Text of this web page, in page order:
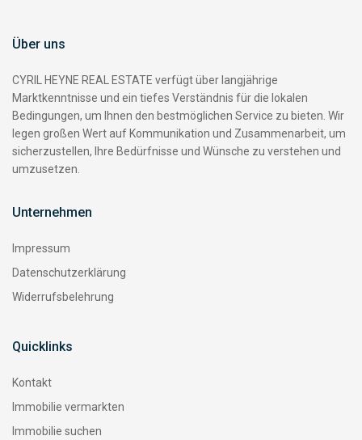
Über uns
CYRIL HEYNE REAL ESTATE verfügt über langjährige
Marktkenntnisse und ein tiefes Verständnis für die lokalen
Bedingungen, um Ihnen den bestmöglichen Service zu bieten. Wir
legen großen Wert auf Kommunikation und Zusammenarbeit, um
sicherzustellen, Ihre Bedürfnisse und Wünsche zu verstehen und
umzusetzen.
Unternehmen
Impressum
Datenschutzerklärung
Widerrufsbelehrung
Quicklinks
Kontakt
Immobilie vermarkten
Immobilie suchen